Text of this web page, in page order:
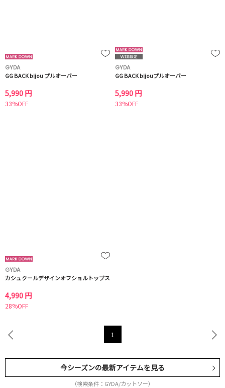
GYDA
GG BACK bijou プルオーバー
5,990 円
33%OFF
GYDA
GG BACK bijouプルオーバー
5,990 円
33%OFF
GYDA
カシュクールデザインオフショルトップス
4,990 円
28%OFF
1
今シーズンの最新アイテムを見る
（検索条件：GYDA/カットソー）